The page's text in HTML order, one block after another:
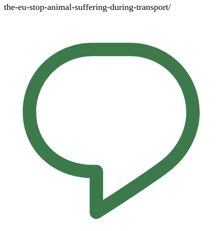
the-eu-stop-animal-suffering-during-transport/